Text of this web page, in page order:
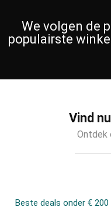
We volgen de
populairste
Vind
Ontdek
Beste deals onder € 200